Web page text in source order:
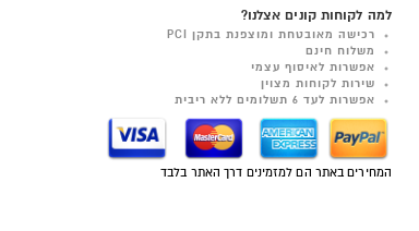
למה לקוחות קונים אצלנו?
רכישה מאובטחת ומוצפנת בתקן PCI
משלוח חינם
אפשרות לאיסוף עצמי
שירות לקוחות מצוין
אפשרות לעד 6 תשלומים ללא ריבית
המחירים באתר הם למזמינים דרך האתר בלבד